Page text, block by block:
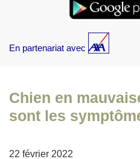
En partenariat avec
Chien en
sont les
22 février 2022